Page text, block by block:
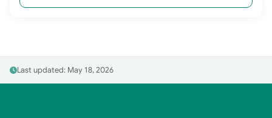
Last updated: May 18, 2026